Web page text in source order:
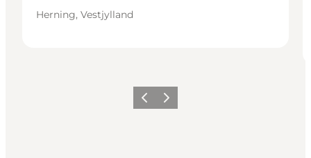
Herning, Vestjylland
ForrigeNæste